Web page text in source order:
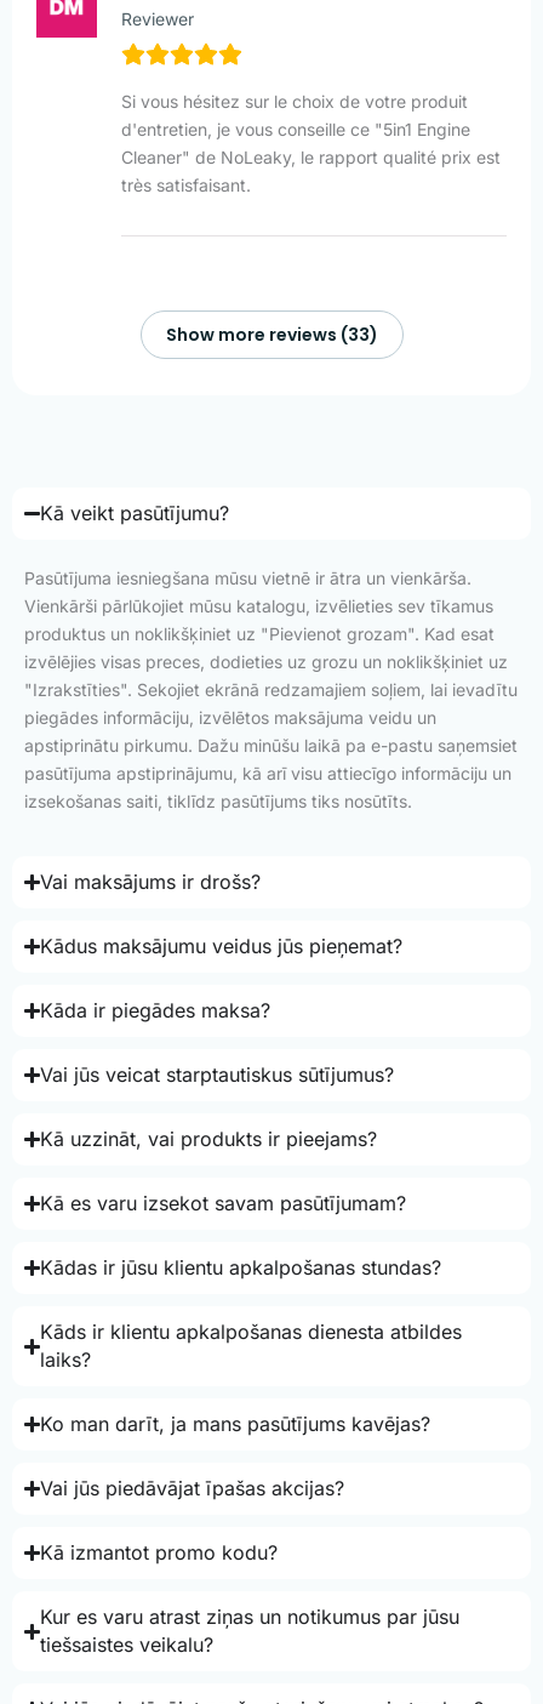
Reviewer
Si vous hésitez sur le choix de votre produit
d'entretien, je vous conseille ce "5in1 Engine
Cleaner" de NoLeaky, le rapport qualité prix est
très satisfaisant.
Show more reviews (33)
Kā veikt pasūtījumu?
Pasūtījuma iesniegšana mūsu vietnē ir ātra un vienkārša.
Vienkārši pārlūkojiet mūsu katalogu, izvēlieties sev tīkamus
produktus un noklikšķiniet uz "Pievienot grozam". Kad esat
izvēlējies visas preces, dodieties uz grozu un noklikšķiniet uz
"Izrakstīties". Sekojiet ekrānā redzamajiem soļiem, lai ievadītu
piegādes informāciju, izvēlētos maksājuma veidu un
apstiprinātu pirkumu. Dažu minūšu laikā pa e-pastu saņemsiet
pasūtījuma apstiprinājumu, kā arī visu attiecīgo informāciju un
izsekošanas saiti, tiklīdz pasūtījums tiks nosūtīts.
Vai maksājums ir drošs?
Kādus maksājumu veidus jūs pieņemat?
Kāda ir piegādes maksa?
Vai jūs veicat starptautiskus sūtījumus?
Kā uzzināt, vai produkts ir pieejams?
Kā es varu izsekot savam pasūtījumam?
Kādas ir jūsu klientu apkalpošanas stundas?
Kāds ir klientu apkalpošanas dienesta atbildes
laiks?
Ko man darīt, ja mans pasūtījums kavējas?
Vai jūs piedāvājat īpašas akcijas?
Kā izmantot promo kodu?
Kur es varu atrast ziņas un notikumus par jūsu
tiešsaistes veikalu?